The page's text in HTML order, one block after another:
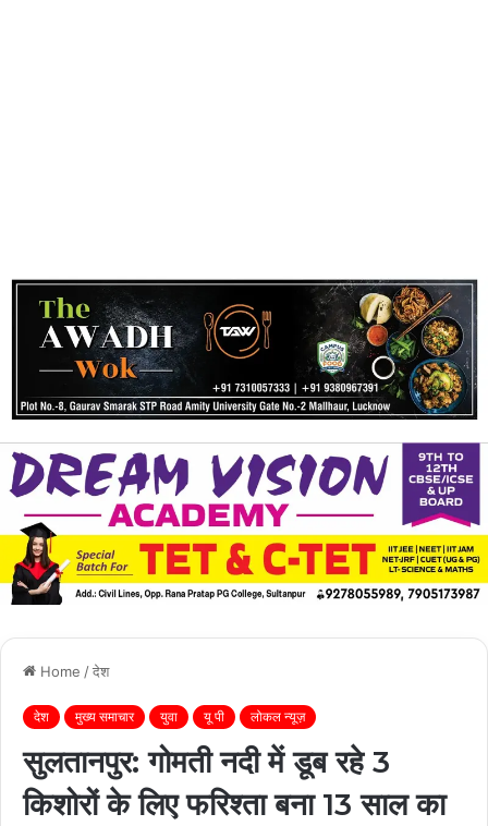
Home /देश
देश मुख्य समाचार युवा यू पी लोकल न्यूज़
सुलतानपुर: गोमती नदी में डूब रहे 3
किशोरों के लिए फरिश्ता बना 13 साल का